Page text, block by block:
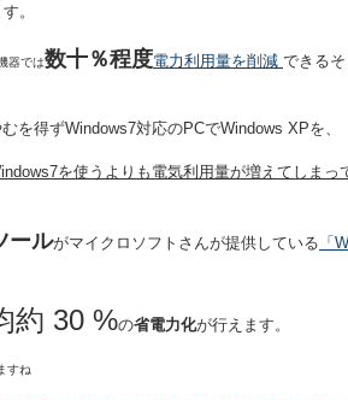
。
器では数十％程度電力利用量を削減 できる
を得ずWindows7対応のPCでWindows XPを、
を使うよりも電気利用量が増えてしまっ
ールがマイクロソフトさんが提供している 「
約 30 %の省電力化が行えます。
すね